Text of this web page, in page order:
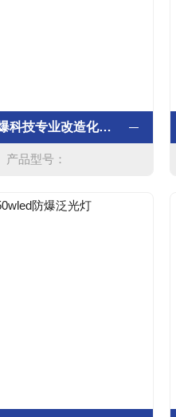
浙江福禄防爆科技专业改造化工厂房普通设备改为防爆电气
产品型号：